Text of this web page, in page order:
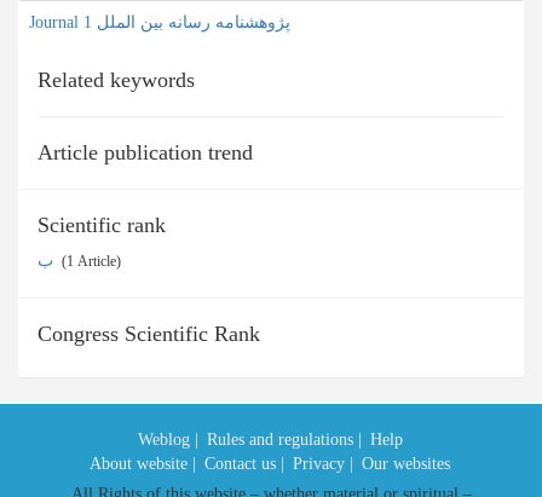
Journal پژوهشنامه رسانه بین الملل 1
Related keywords
Article publication trend
Scientific rank
‎ (1 Article)
Congress Scientific Rank
Weblog | Rules and regulations |
Help
About website |
Contact us | Privacy |
Our websites